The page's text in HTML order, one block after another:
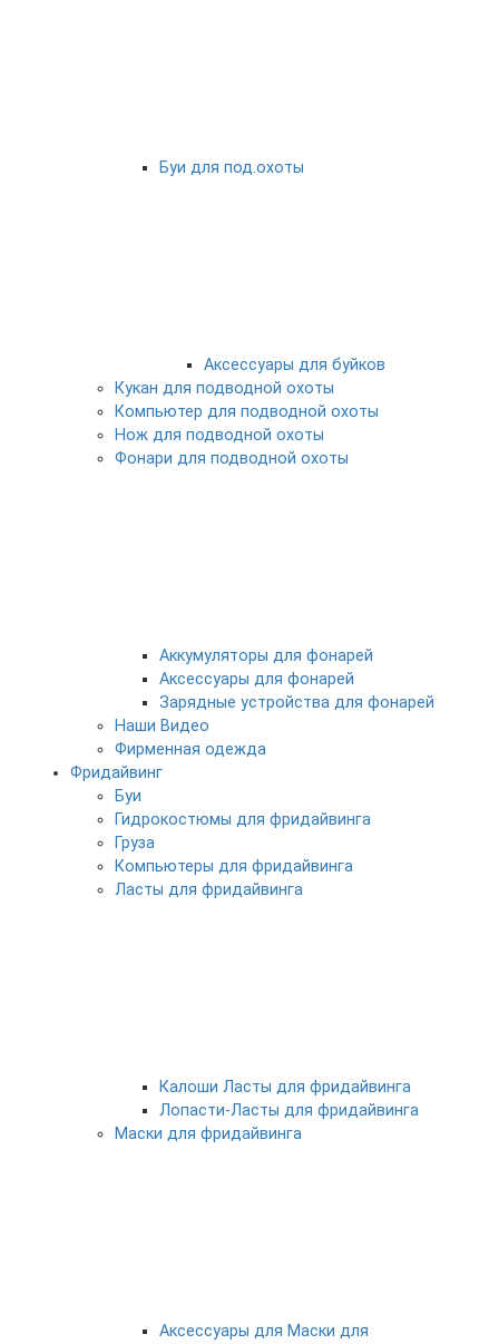
Буи для под.охоты
Аксессуары для буйков
Кукан для подводной охоты
Компьютер для подводной охоты
Нож для подводной охоты
Фонари для подводной охоты
Аккумуляторы для фонарей
Аксессуары для фонарей
Зарядные устройства для фонарей
Наши Видео
Фирменная одежда
Фридайвинг
Буи
Гидрокостюмы для фридайвинга
Груза
Компьютеры для фридайвинга
Ласты для фридайвинга
Калоши Ласты для фридайвинга
Лопасти-Ласты для фридайвинга
Маски для фридайвинга
Аксессуары для Маски для